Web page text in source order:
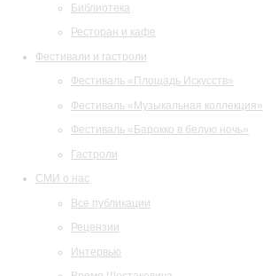
Библиотека
Ресторан и кафе
Фестивали и гастроли
Фестиваль «Площадь Искусств»
Фестиваль «Музыкальная коллекция»
Фестиваль «Барокко в белую ночь»
Гастроли
СМИ о нас
Все публикации
Рецензии
Интервью